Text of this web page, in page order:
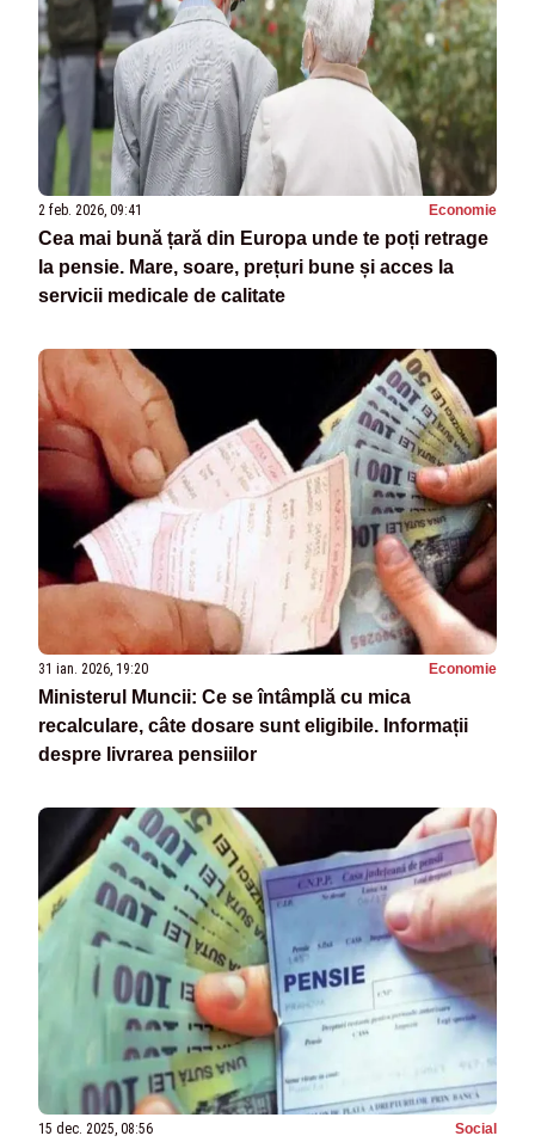
2 feb. 2026, 09:41 Economie
Cea mai bună țară din Europa unde te poți retrage
la pensie. Mare, soare, prețuri bune și acces la
servicii medicale de calitate
31 ian. 2026, 19:20 Economie
Ministerul Muncii: Ce se întâmplă cu mica
recalculare, câte dosare sunt eligibile. Informații
despre livrarea pensiilor
15 dec. 2025, 08:56 Social